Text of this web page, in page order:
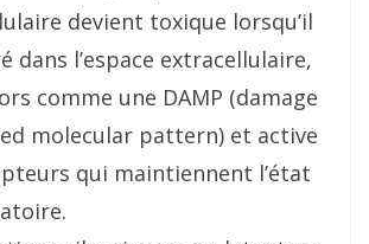
devient toxique lorsqu’il
dans l’espace extracellulaire,
comme une DAMP (damage
molecular pattern) et active
qui maintiennent l’état